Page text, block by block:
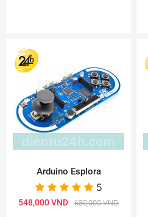
Arduino Esplora
5
548,000 VND 680,000 VND